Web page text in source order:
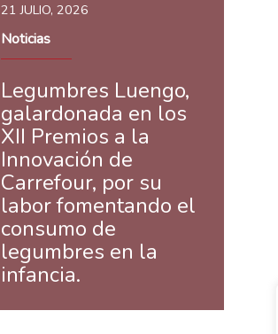
21 JULIO, 2026
Noticias
Legumbres Luengo,
galardonada en los
XII Premios a la
Innovación de
Carrefour, por su
labor fomentando el
consumo de
legumbres en la
infancia.